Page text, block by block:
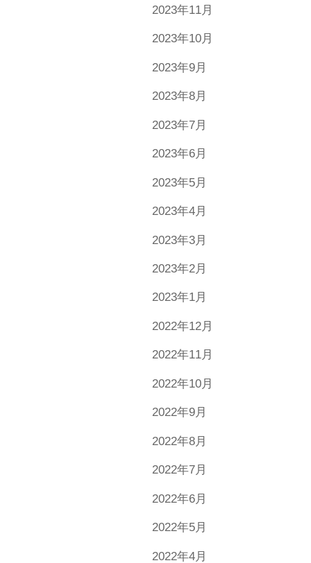
2023年11月
2023年10月
2023年9月
2023年8月
2023年7月
2023年6月
2023年5月
2023年4月
2023年3月
2023年2月
2023年1月
2022年12月
2022年11月
2022年10月
2022年9月
2022年8月
2022年7月
2022年6月
2022年5月
2022年4月